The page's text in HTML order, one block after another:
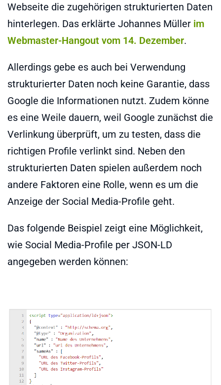
Webseite die zugehörigen strukturierten Daten
hinterlegen. Das erklärte Johannes Müller im
Webmaster-Hangout vom 14. Dezember.
Allerdings gebe es auch bei Verwendung
strukturierter Daten noch keine Garantie, dass
Google die Informationen nutzt. Zudem könne
es eine Weile dauern, weil Google zunächst die
Verlinkung überprüft, um zu testen, dass die
richtigen Profile verlinkt sind. Neben den
strukturierten Daten spielen außerdem noch
andere Faktoren eine Rolle, wenn es um die
Anzeige der Social Media-Profile geht.
Das folgende Beispiel zeigt eine Möglichkeit,
wie Social Media-Profile per JSON-LD
angegeben werden können: